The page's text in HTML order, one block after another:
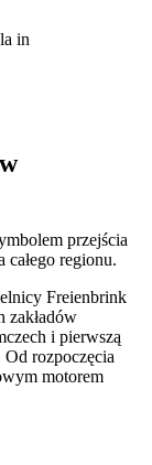
przejścia
całego regionu.
Freienbrink
zakładów
i pierwszą
rozpoczęcia
motorem